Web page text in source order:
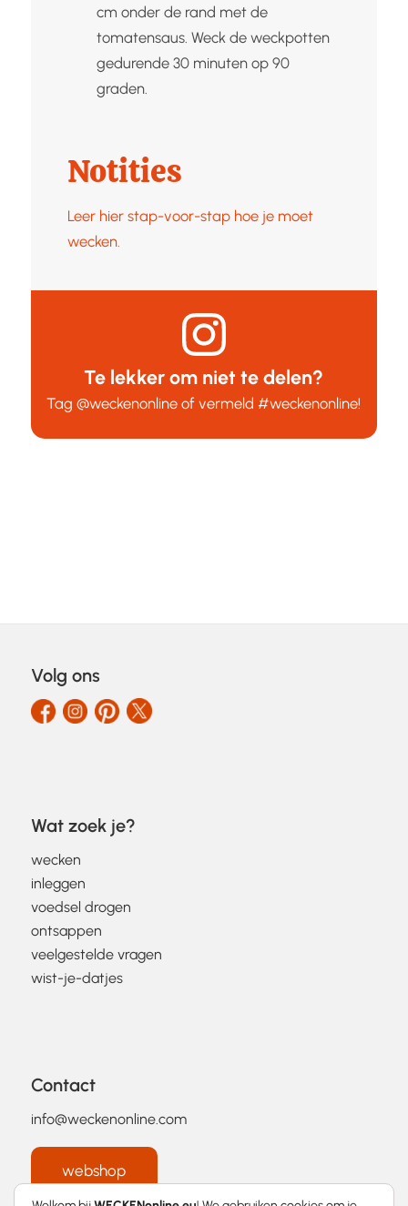
cm onder de rand met de
tomatensaus. Weck de weckpotten
gedurende 30 minuten op 90
graden.
Notities
Leer hier stap-voor-stap hoe je moet
wecken.
Te lekker om niet te delen?
Tag@weckenonline of vermeld#weckenonline!
Volg ons
Wat zoek je?
wecken
inleggen
voedsel drogen
ontsappen
veelgestelde vragen
wist-je-datjes
Contact
info@weckenonline.com
webshop